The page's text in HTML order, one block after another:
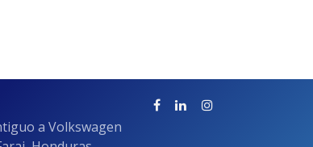
a Volkswagen